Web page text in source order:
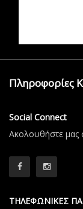
Πληροφορίες
Social Connect
Aκολουθήστε μας
ΤΗΛΕΦΩΝΙΚΕΣ